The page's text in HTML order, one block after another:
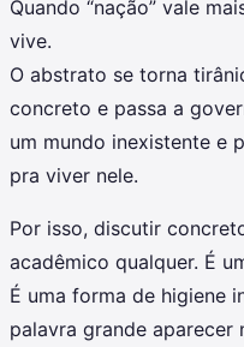
Quando “nação” vale
vive.
O abstrato se torna
concreto e passa a
um mundo inexistente e
pra viver nele.
Por isso, discutir
acadêmico qualquer. É
É uma forma de higiene
palavra grande aparecer